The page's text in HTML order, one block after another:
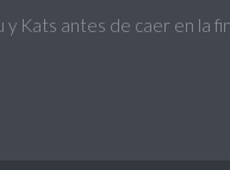
y Kats antes de caer en la